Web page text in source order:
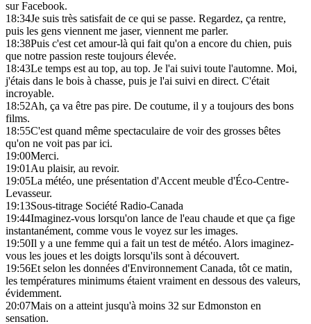
sur Facebook.
18:34Je suis très satisfait de ce qui se passe. Regardez, ça rentre,
puis les gens viennent me jaser, viennent me parler.
18:38Puis c'est cet amour-là qui fait qu'on a encore du chien, puis
que notre passion reste toujours élevée.
18:43Le temps est au top, au top. Je l'ai suivi toute l'automne. Moi,
j'étais dans le bois à chasse, puis je l'ai suivi en direct. C'était
incroyable.
18:52Ah, ça va être pas pire. De coutume, il y a toujours des bons
films.
18:55C'est quand même spectaculaire de voir des grosses bêtes
qu'on ne voit pas par ici.
19:00Merci.
19:01Au plaisir, au revoir.
19:05La météo, une présentation d'Accent meuble d'Éco-Centre-
Levasseur.
19:13Sous-titrage Société Radio-Canada
19:44Imaginez-vous lorsqu'on lance de l'eau chaude et que ça fige
instantanément, comme vous le voyez sur les images.
19:50Il y a une femme qui a fait un test de météo. Alors imaginez-
vous les joues et les doigts lorsqu'ils sont à découvert.
19:56Et selon les données d'Environnement Canada, tôt ce matin,
les températures minimums étaient vraiment en dessous des valeurs,
évidemment.
20:07Mais on a atteint jusqu'à moins 32 sur Edmonston en
sensation.